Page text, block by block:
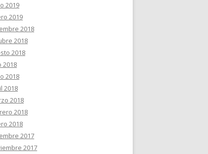
2019
2019
2018
2018
2018
2018
2018
2018
2018
2018
2018
2017
2017